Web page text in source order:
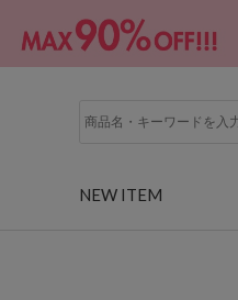
NEW ITEM